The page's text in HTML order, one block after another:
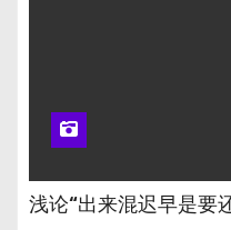
浅论“出来混迟早是要